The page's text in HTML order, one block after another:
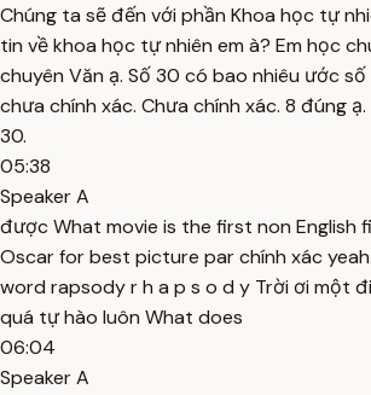
Chúng ta sẽ đến với phần Khoa học tự
tin về khoa học tự nhiên em à? Em học
chuyên Văn ạ. Số 30 có bao nhiêu ước
chưa chính xác. Chưa chính xác. 8 đúng ạ.
30.
05:38
Speaker A
được What movie is the first non English
Oscar for best picture par chính xác
word rapsody r h a p s o d y Trời ơi một
quá tự hào luôn What does
06:04
Speaker A